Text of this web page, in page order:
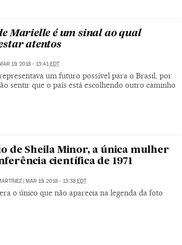
Marielle é um sinal ao qual
atentos
19, 2018 - 13:41 EDT
um futuro possível para o Brasil, por
sentir que o país está escolhendo outro caminho
de Sheila Minor, a única mulher
científica de 1971
| MAR 19, 2018 - 13:38 EDT
o único que não aparecia na legenda da foto